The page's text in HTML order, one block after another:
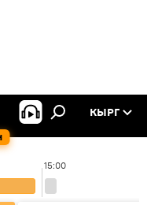
КЫРГ
15:00